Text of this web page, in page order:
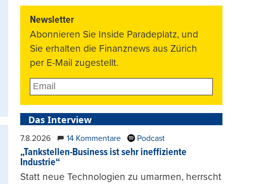
Newsletter
Abonnieren Sie Inside Paradeplatz, und
Sie erhalten die Finanznews aus Zürich
per E-Mail zugestellt.
Das Interview
7.8.2026 14 Kommentare Podcast
„Tankstellen-Business ist sehr ineffiziente
Industrie“
Statt neue Technologien zu umarmen, herrscht